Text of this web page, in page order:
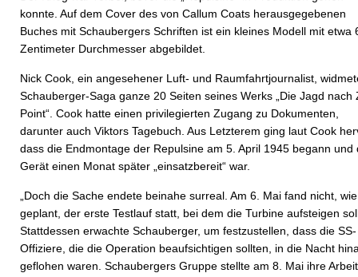
konnte. Auf dem Cover des von Callum Coats herausgegebenen
Buches mit Schaubergers Schriften ist ein kleines Modell mit etwa
Zentimeter Durchmesser abgebildet.
Nick Cook, ein angesehener Luft- und Raumfahrtjournalist,
Schauberger-Saga ganze 20 Seiten seines Werks „Die Jagd nach
Point“. Cook hatte einen privilegierten Zugang zu Dokumenten,
darunter auch Viktors Tagebuch. Aus Letzterem ging laut Cook
dass die Endmontage der Repulsine am 5. April 1945 begann und
Gerät einen Monat später „einsatzbereit“ war.
„Doch die Sache endete beinahe surreal. Am 6. Mai fand nicht, wie
geplant, der erste Testlauf statt, bei dem die Turbine aufsteigen
Stattdessen erwachte Schauberger, um festzustellen, dass die SS-
Offiziere, die die Operation beaufsichtigen sollten, in die Nacht
geflohen waren. Schaubergers Gruppe stellte am 8. Mai ihre